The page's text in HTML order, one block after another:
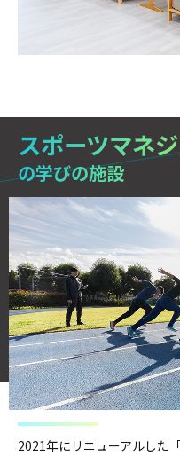
スポーツマネ
の学びの施設
2021年にリニューアルした